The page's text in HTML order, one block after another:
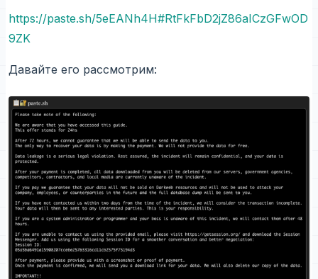
https://paste.sh/5eEANh4H#RtFkFbD2jZ86aICzGFwOD
9ZK
Давайте его рассмотрим: